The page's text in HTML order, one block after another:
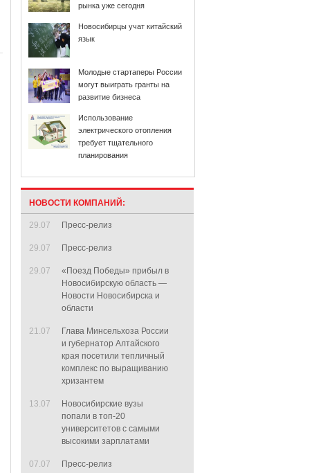
рынка уже сегодня
Новосибирцы учат китайский
язык
Молодые стартаперы России
могут выиграть гранты на
развитие бизнеса
Использование
электрического отопления
требует тщательного
планирования
НОВОСТИ КОМПАНИЙ:
29.07 Пресс-релиз
29.07 Пресс-релиз
29.07
«Поезд Победы» прибыл в
Новосибирскую область —
Новости Новосибирска и
области
21.07
Глава Минсельхоза России
и губернатор Алтайского
края посетили тепличный
комплекс по выращиванию
хризантем
13.07
Новосибирские вузы
попали в топ-20
университетов с самыми
высокими зарплатами
07.07 Пресс-релиз